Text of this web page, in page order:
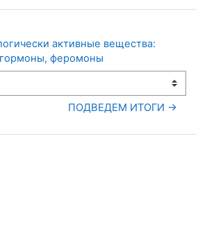
активные вещества:
гормоны, феромоны
ПОДВЕДЕМ ИТОГИ →